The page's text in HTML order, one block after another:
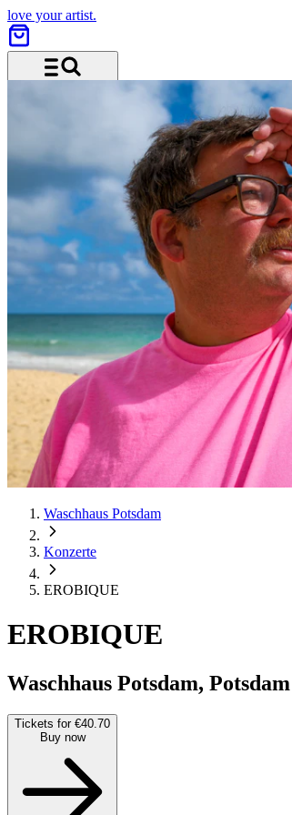
love your artist.
Waschhaus Potsdam
Konzerte
EROBIQUE
EROBIQUE
Waschhaus Potsdam, Potsdam
Tickets for €40.70
Buy now